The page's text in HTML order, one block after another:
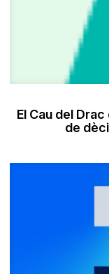
El Cau del
de